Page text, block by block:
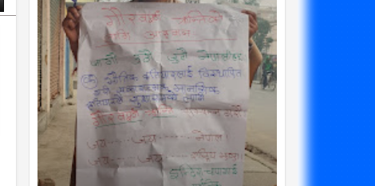
Mar
2020
प्रम मिर्गौला प्रत्यारोपणका लागि सोमबार
अस्पताल भर्ना हुने
radiomakalu.com.np
01 Mar
2020
सार्वजनिक यातायात सेवा प्राधिकरण
radiomakalu.com.np